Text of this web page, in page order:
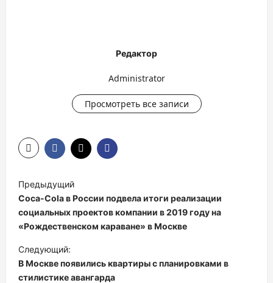
Редактор
Administrator
Просмотреть все записи
а
в
и
г
а
Предыдущий
Coca-Cola в России подвела итоги реализации
социальных проектов компании в 2019 году на
«Рождественском караване» в Москве
Следующий:
В Москве появились квартиры с планировками в
стилистике авангарда